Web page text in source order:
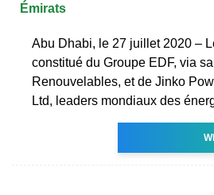
Émirats
Abu Dhabi, le 27 juillet 2020 –
constitué du Groupe EDF, via
Renouvelables, et de Jinko
Ltd, leaders mondiaux des